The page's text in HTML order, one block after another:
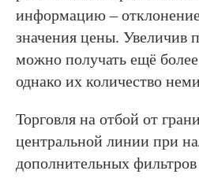
информацию –
значения цены. Увеличив
можно получать ещё
однако их количество
Торговля на отбой от
центральной линии при
дополнительных